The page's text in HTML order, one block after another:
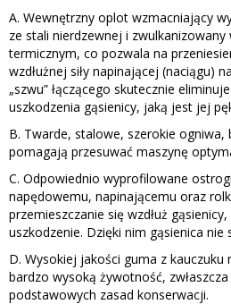
A. Wewnętrzny oplot wzmacniający
ze stali nierdzewnej i
termicznym, co pozwala na
wzdłużnej siły napinającej (naciągu)
„szwu” łączącego skutecznie
uszkodzenia gąsienicy, jaką jest jej
B. Twarde, stalowe, szerokie ogniwa,
pomagają przesuwać maszynę
C. Odpowiednio wyprofilowane
napędowemu, napinającemu oraz
przemieszczanie się wzdłuż
uszkodzenie. Dzięki nim gąsienica nie
D. Wysokiej jakości guma z
bardzo wysoką żywotność,
podstawowych zasad konserwacji.